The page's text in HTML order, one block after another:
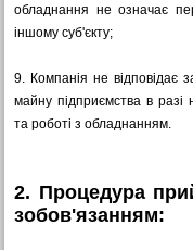
обладнання не означає
іншому суб'єкту;
9. Компанія не відповідає
майну підприємства в разі
та роботі з обладнанням.
2. Процедура
зобов'язанням: